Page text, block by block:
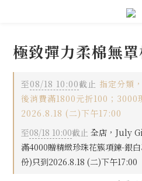
極致彈力柔棉無
至08/18 10:00截止 指定分類
後消費滿1800元折100；3000
2026.8.18 (二)下午17:00
至08/18 10:00截止 全店，July
滿4000贈精緻珍珠花簇項鍊-銀
份)只到2026.8.18 (二)下午17:00